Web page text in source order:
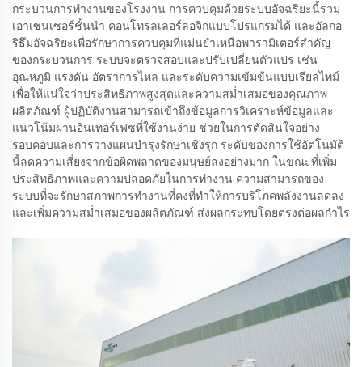
กระบวนการทำงานของโรงงาน การควบคุมด้วยระบบอัจฉริยะนี้รวม
เอาเซนเซอร์ชั้นนำ คอนโทรลเลอร์ลอจิกแบบโปรแกรมได้ และอัลกอ
ริธึมอัจฉริยะเพื่อรักษาการควบคุมที่แม่นยำเหนือพารามิเตอร์สำคัญ
ของกระบวนการ ระบบจะตรวจสอบและปรับเปลี่ยนตัวแปร เช่น
อุณหภูมิ แรงดัน อัตราการไหล และระดับความเข้มข้นแบบเรียลไทม์
เพื่อให้แน่ใจว่าประสิทธิภาพสูงสุดและความสม่ำเสมอของคุณภาพ
ผลิตภัณฑ์ ผู้ปฏิบัติงานสามารถเข้าถึงข้อมูลการวิเคราะห์ข้อมูลและ
แนวโน้มผ่านอินเทอร์เฟซที่ใช้งานง่าย ช่วยในการตัดสินใจอย่าง
รอบคอบและการวางแผนบำรุงรักษาเชิงรุก ระดับของการใช้อัตโนมัติ
นี้ลดความเสี่ยงจากข้อผิดพลาดของมนุษย์ลงอย่างมาก ในขณะที่เพิ่ม
ประสิทธิภาพและความปลอดภัยในการทำงาน ความสามารถของ
ระบบที่จะรักษาสภาพการทำงานที่คงที่ทำให้การบริโภคพลังงานลดลง
และเพิ่มความสม่ำเสมอของผลิตภัณฑ์ ส่งผลกระทบโดยตรงต่อผลกำไร